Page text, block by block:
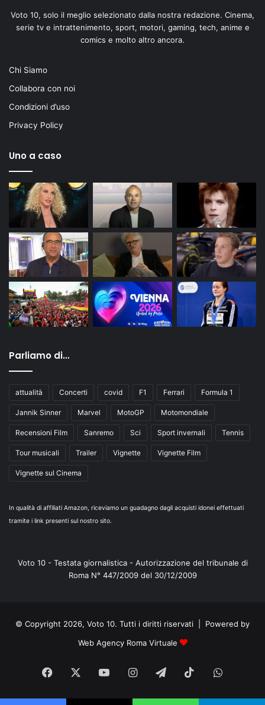
Voto 10, solo il meglio selezionato dalla nostra redazione. Cinema,
serie tv e intrattenimento, sport, motori, gaming, tech, anime e
comics e molto altro ancora.
Chi Siamo
Collabora con noi
Condizioni d’uso
Privacy Policy
Uno a caso
Parliamo di…
attualità Concerti covid F1 Ferrari Formula 1
Jannik Sinner Marvel MotoGP Motomondiale
Recensioni Film Sanremo Sci Sport invernali Tennis
Tour musicali Trailer Vignette Vignette Film
Vignette sul Cinema
In qualità di affiliati Amazon, riceviamo un guadagno dagli acquisti idonei effettuati
tramite i link presenti sul nostro sito.
Voto 10 - Testata giornalistica - Autorizzazione del tribunale di
Roma N° 447/2009 del 30/12/2009
© Copyright 2026, Voto 10. Tutti i diritti riservati | Powered by
Web Agency Roma Virtuale
Facebook You
Tube
Instagram
TelegramTikTok